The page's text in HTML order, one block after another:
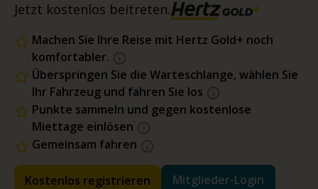
Jetzt kostenlos beitreten.
Machen Sie Ihre Reise mit Hertz Gold+ noch
komfortabler.
Überspringen Sie die Warteschlange, wählen Sie
Ihr Fahrzeug und fahren Sie los
Punkte sammeln und gegen kostenlose
Miettage einlösen
Gemeinsam fahren
Kostenlos registrieren Mitglieder-Login